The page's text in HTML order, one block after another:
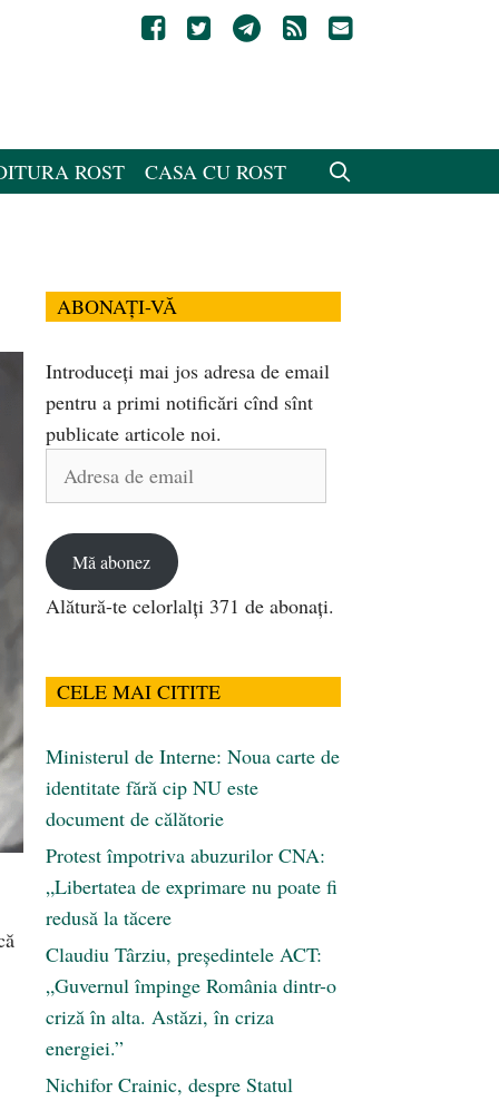
ROST CASA CU ROST
ABONAȚI-VĂ
Introduceți mai jos adresa de email
pentru a primi notificări cînd sînt
publicate articole noi.
Adresa
Mă abonez
Alătură-te celorlalți 371 de abonați.
CELE MAI CITITE
Ministerul de Interne: Noua carte de
identitate fără cip NU este
document de călătorie
Protest împotriva abuzurilor CNA:
„Libertatea de exprimare nu poate fi
redusă la tăcere
Claudiu Târziu, președintele ACT:
„Guvernul împinge România dintr-o
criză în alta. Astăzi, în criza
energiei.”
Nichifor Crainic, despre Statul